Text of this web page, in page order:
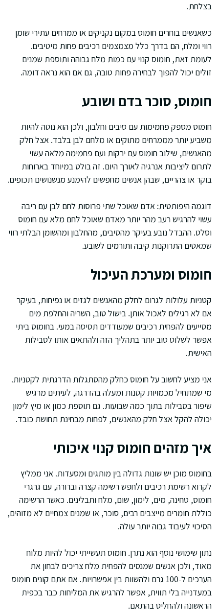
בצלחת.
כשאנשים בוחרים חומוס במקום נקניקים או ממרחים עתירי שומן
רווי ומלח, הם בדרך כלל מצמצמים רכיבים פחות מיטיבים.
לעומת זאת, חומוס קנוי עם כמות מלח גבוהה ותוספת שמנים
זולים יכול להפוך לבחירה פחות טובה, גם אם הוא נראה דומה.
חומוס, סוכר בדם ושובע
חומוס מספק פחמימות עם סיבים וחלבון, ולכן הוא נוטה להיות
משביע יותר מממרחים מתוקים או מלחם לבן בלבד. אצל חלק
מהאנשים, שילוב חומוס עם ירקות ועם פחמימה מלאה עשוי
לתרום ליציבות אנרגיה לאורך היום. זה בולט במיוחד בארוחות
בוקר או צהריים, שבהן אנשים מחפשים להימנע מנשנושים תכופים.
דוגמה היפותטית: אדם שאוכל שתי פרוסות לחם לבן עם ריבה
עשוי להרגיש רעב מהר יותר מאדם שאוכל לחם מלא עם חומוס
וסלט. ההבדל נובע בעיקר מהסיבים, מהחלבון ומהשומן הבלתי רווי
שמאטים התרוקנות קיבה ותורמים לשובע.
חומוס ומערכת העיכול
קטניות עלולות לגרום לחלק מהאנשים לגזים או נפיחות, בעיקר
אם לא רגילים לאכול אותן. בישול טוב, השריה והחלפת מים
מסייעים להפחית רכיבים שמעודדים תסיסה במעי. בחומוס ביתי
אפשר לשלוט טוב יותר בתהליך הזה ולהתאים אותו לסבילות
האישית.
אני מציע לחשוב על חומוס כחלק מהסתגלות הדרגתית לקטניות.
מי שמתחיל מכמויות קטנות ומעלה בהדרגה, לעיתים מרגיש
שיפור בסבילות בתוך כמה שבועות. גם תוספת כמון או מיץ לימון
יכולה להקל אצל חלק מהאנשים, לפחות מבחינת תחושת כובד.
איך מזהים חומוס קנוי איכותי
בחומוס מוכן יש שונות גדולה בין מותגים ומסעדות. אני ממליץ
לקרוא רשימת רכיבים ולחפש רשימה קצרה וברורה, עם גרגרי
חומוס, טחינה, מים, לימון, שום, מלח ותבלינים. כאשר הרשימה
כוללת חומרים מייצבים רבים, סוכר, או שמנים צמחיים לא מזוהים,
הסיכוי לעיבוד גבוה יותר עולה.
נתון שימושי נוסף הוא נתרן. חומוס תעשייתי יכול להיות מלוח
מאוד, ולכן אנשים שמנסים להפחית מלח צריכים לבחון את
הערכים ל-100 גרם ולהשוות בין אפשרויות. אם אתם קונים חומוס
במעדנייה בלי תווית, אפשר להרגיש את המליחות כבר בכפית
הראשונה ולהחליט בהתאם.